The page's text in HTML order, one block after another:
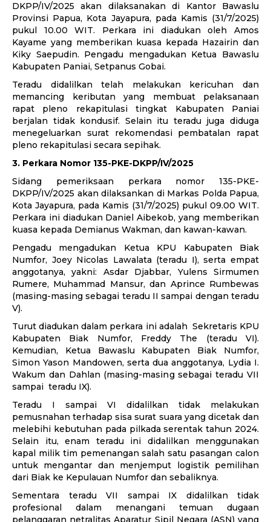
DKPP/IV/2025 akan dilaksanakan di Kantor Bawaslu
Provinsi Papua, Kota Jayapura, pada Kamis (31/7/2025)
pukul 10.00 WIT. Perkara ini diadukan oleh Amos
Kayame yang memberikan kuasa kepada Hazairin dan
Kiky Saepudin. Pengadu mengadukan Ketua Bawaslu
Kabupaten Paniai, Setpanus Gobai.
Teradu didalilkan telah melakukan kericuhan dan
memancing keributan yang membuat pelaksanaan
rapat pleno rekapitulasi tingkat Kabupaten Paniai
berjalan tidak kondusif. Selain itu teradu juga diduga
menegeluarkan surat rekomendasi pembatalan rapat
pleno rekapitulasi secara sepihak.
3. Perkara Nomor 135-PKE-DKPP/IV/2025
Sidang pemeriksaan perkara nomor 135-PKE-
DKPP/IV/2025 akan dilaksankan di Markas Polda Papua,
Kota Jayapura, pada Kamis (31/7/2025) pukul 09.00 WIT.
Perkara ini diadukan Daniel Aibekob, yang memberikan
kuasa kepada Demianus Wakman, dan kawan-kawan.
Pengadu mengadukan Ketua KPU Kabupaten Biak
Numfor, Joey Nicolas Lawalata (teradu I), serta empat
anggotanya, yakni: Asdar Djabbar, Yulens Sirmumen
Rumere, Muhammad Mansur, dan Aprince Rumbewas
(masing-masing sebagai teradu II sampai dengan teradu
V).
Turut diadukan dalam perkara ini adalah Sekretaris KPU
Kabupaten Biak Numfor, Freddy The (teradu VI).
Kemudian, Ketua Bawaslu Kabupaten Biak Numfor,
Simon Yason Mandowen, serta dua anggotanya, Lydia I.
Wakum dan Dahlan (masing-masing sebagai teradu VII
sampai teradu IX).
Teradu I sampai VI didalilkan tidak melakukan
pemusnahan terhadap sisa surat suara yang dicetak dan
melebihi kebutuhan pada pilkada serentak tahun 2024.
Selain itu, enam teradu ini didalilkan menggunakan
kapal milik tim pemenangan salah satu pasangan calon
untuk mengantar dan menjemput logistik pemilihan
dari Biak ke Kepulauan Numfor dan sebaliknya.
Sementara teradu VII sampai IX didalilkan tidak
profesional dalam menangani temuan dugaan
pelanggaran netralitas Aparatur Sipil Negara (ASN) yang